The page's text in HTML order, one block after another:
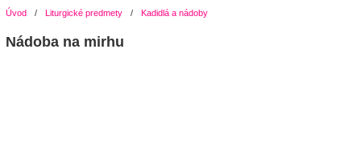
Úvod / Liturgické predmety / Kadidlá a nádoby
Nádoba na mirhu